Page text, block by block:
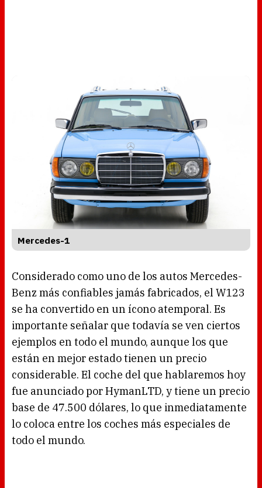
Mercedes-1
Considerado como uno de los autos Mercedes-
Benz más confiables jamás fabricados, el W123
se ha convertido en un ícono atemporal. Es
importante señalar que todavía se ven ciertos
ejemplos en todo el mundo, aunque los que
están en mejor estado tienen un precio
considerable. El coche del que hablaremos hoy
fue anunciado por HymanLTD, y tiene un precio
base de 47.500 dólares, lo que inmediatamente
lo coloca entre los coches más especiales de
todo el mundo.